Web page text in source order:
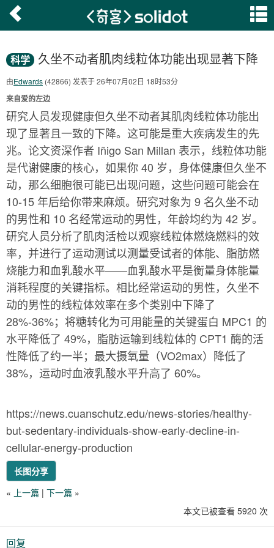
科学 久坐不动者肌肉线粒体功能出现显著下降
由Edwards (42866) 发表于 26年07月02日 18时53分
来自爱的左边
研究人员发现健康但久坐不动者其肌肉线粒体功能出
现了显著且一致的下降。这可能是重大疾病发生的先
兆。论文资深作者 Iñigo San Millan 表示，线粒体功能
是代谢健康的核心，如果你 40 岁，身体健康但久坐不
动，那么细胞很可能已出现问题，这些问题可能会在
10-15 年后给你带来麻烦。研究对象为 9 名久坐不动
的男性和 10 名经常运动的男性，年龄均约为 42 岁。
研究人员分析了肌肉活检以观察线粒体燃烧燃料的效
率，并进行了运动测试以测量受试者的体能、脂肪燃
烧能力和血乳酸水平——血乳酸水平是衡量身体能量
消耗程度的关键指标。相比经常运动的男性，久坐不
动的男性的线粒体效率在多个类别中下降了
28%-36%；将糖转化为可用能量的关键蛋白 MPC1 的
水平降低了 49%，脂肪运输到线粒体的 CPT1 酶的活
性降低了约一半；最大摄氧量（VO2max）降低了
38%，运动时血液乳酸水平升高了 60%。
https://news.cuanschutz.edu/news-stories/healthy-
but-sedentary-individuals-show-early-decline-in-
cellular-energy-production
长图分享
« 上一篇 | 下一篇 »
本文已被查看 5920 次
回复